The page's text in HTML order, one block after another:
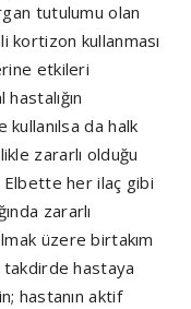
tutulumu olan
kortizon kullanması
etkileri
da halk
zararlı olduğu
Elbette her ilaç gibi
zararlı
üzere birtakım
takdirde hastaya
hastanın aktif